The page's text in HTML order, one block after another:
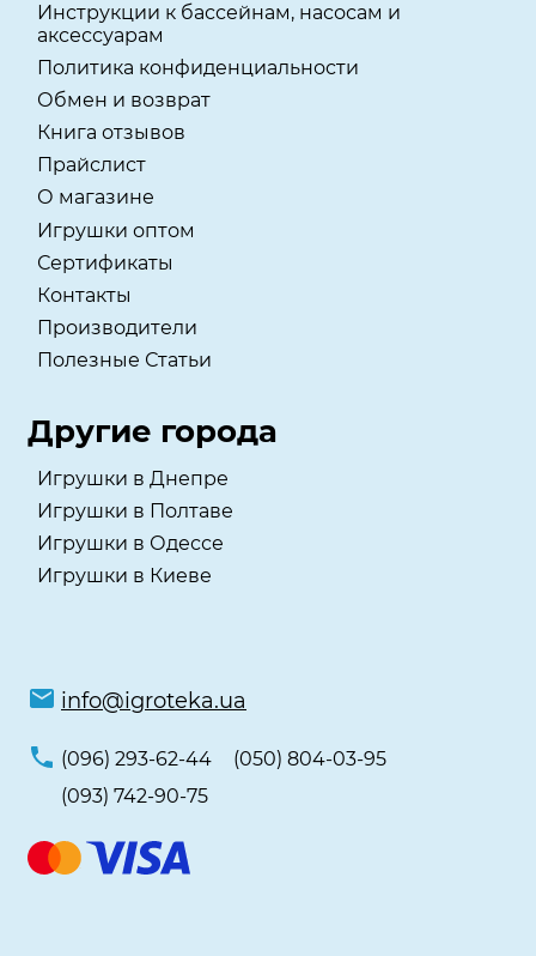
Инструкции к бассейнам, насосам и
аксессуарам
Политика конфиденциальности
Обмен и возврат
Книга отзывов
Прайслист
О магазине
Игрушки оптом
Сертификаты
Контакты
Производители
Полезные Статьи
Другие города
Игрушки в Днепре
Игрушки в Полтаве
Игрушки в Одессе
Игрушки в Киеве
info@igroteka.ua
(096) 293-62-44
(050) 804-03-95
(093) 742-90-75